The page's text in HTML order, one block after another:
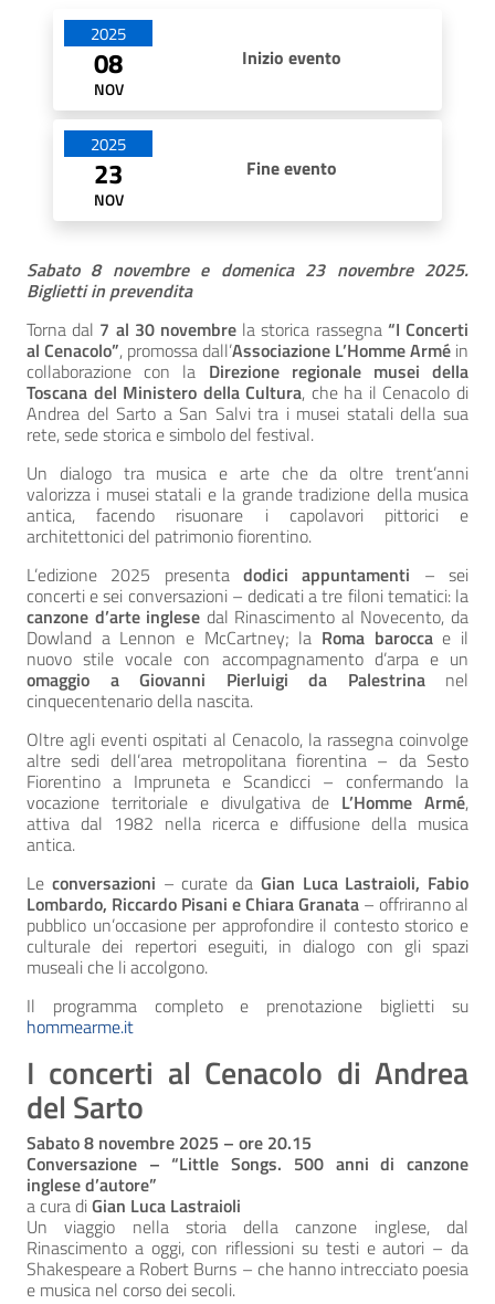
Date di apertura
2025
08
NOV
Inizio evento
2025
23
NOV
Fine evento
Sabato 8 novembre e domenica 23 novembre 2025.
Biglietti in prevendita
Torna dal 7 al 30 novembre la storica rassegna “I Concerti
al Cenacolo”, promossa dall’Associazione L’Homme Armé in
collaborazione con la Direzione regionale musei della
Toscana del Ministero della Cultura, che ha il Cenacolo di
Andrea del Sarto a San Salvi tra i musei statali della sua
rete, sede storica e simbolo del festival.
Un dialogo tra musica e arte che da oltre trent’anni
valorizza i musei statali e la grande tradizione della musica
antica, facendo risuonare i capolavori pittorici e
architettonici del patrimonio fiorentino.
L’edizione 2025 presenta dodici appuntamenti – sei
concerti e sei conversazioni – dedicati a tre filoni tematici: la
canzone d’arte inglese dal Rinascimento al Novecento, da
Dowland a Lennon e McCartney; la Roma baroccae il
nuovo stile vocale con accompagnamento d’arpa e un
omaggio a Giovanni Pierluigi da Palestrinanel
cinquecentenario della nascita.
Oltre agli eventi ospitati al Cenacolo, la rassegna coinvolge
altre sedi dell’area metropolitana fiorentina – da Sesto
Fiorentino a Impruneta e Scandicci – confermando la
vocazione territoriale e divulgativa de L’Homme Armé,
attiva dal 1982 nella ricerca e diffusione della musica
antica.
Le conversazioni – curate da Gian Luca Lastraioli, Fabio
Lombardo, Riccardo Pisani e Chiara Granata – offriranno al
pubblico un’occasione per approfondire il contesto storico e
culturale dei repertori eseguiti, in dialogo con gli spazi
museali che li accolgono.
Il programma completo e prenotazione biglietti su
hommearme.it
I concerti al Cenacolo di Andrea
del Sarto
Sabato 8 novembre 2025 – ore 20.15
Conversazione – “Little Songs. 500 anni di canzone
inglese d’autore”
a cura diGian Luca Lastraioli
Un viaggio nella storia della canzone inglese, dal
Rinascimento a oggi, con riflessioni su testi e autori – da
Shakespeare a Robert Burns – che hanno intrecciato poesia
e musica nel corso dei secoli.